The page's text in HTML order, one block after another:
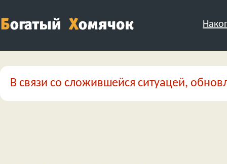
В связи со сложившейся ситуацей,